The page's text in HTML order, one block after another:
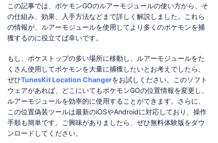
この記事では、ポケモンGOのルアーモジュールの使い方から、そ
の仕組み、効果、入手方法などまで詳しく解説しました。これら
の情報が、ルアーモジュールを使用してより多くのポケモンを捕
獲するのに役立てば幸いです。
もし、ポケストップの多い場所に移動し、ルアーモジュールをた
くさん使用してポケモンを大量に捕獲したいとお考えでしたら、
ぜひTunesKit Location Changerをお試しください。このソフト
ウェアがあれば、どこにいてもポケモンGOの位置情報を変更し、
ルアーモジュールを効率的に使用することができます。さらに、
この位置偽装ツールは最新のiOSやAndroidに対応しており、操作
手順も簡単です。ご興味がありましたら、ぜひ無料体験版をダウ
ンロードしてください。